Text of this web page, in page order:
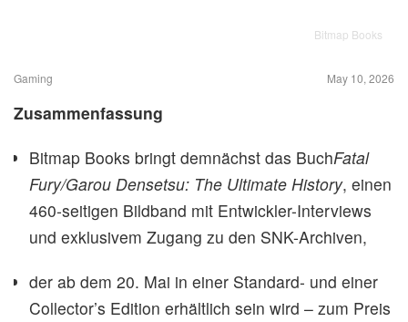
Bitmap Books
Gaming May 10, 2026
Zusammenfassung
Bitmap Books bringt demnächst das BuchFatal
Fury/Garou Densetsu: The Ultimate History, einen
460‑seitigen Bildband mit Entwickler-Interviews
und exklusivem Zugang zu den SNK-Archiven,
der ab dem 20. Mai in einer Standard- und einer
Collector’s Edition erhältlich sein wird – zum Preis